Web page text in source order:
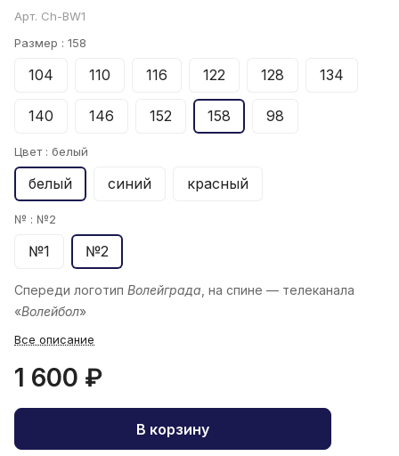
Арт. Ch-BW1
Размер : 158
104 110 116 122 128 134
140 146 152 158 98
Цвет : белый
белый синий красный
№ : №2
№1 №2
Спереди логотип Волейграда, на спине — телеканала
«Волейбол»
Все описание
1 600 ₽
В корзину